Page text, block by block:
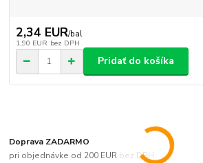
2,34 EUR/bal
1,90 EUR bez DPH
Pridať do košíka
Doprava ZADARMO
pri objednávke od 200 EUR bez DPH